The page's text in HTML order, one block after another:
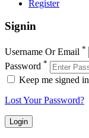
Register
Signin
Username Or Email *
Password *
Keep me signed in
Lost Your Password?